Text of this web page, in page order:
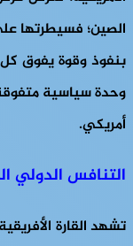
الصين؛ فسيطرتها
بنفوذ وقوة يفوق
وحدة سياسية
أمريكي.
التنافس الدولي
تشهد القارة